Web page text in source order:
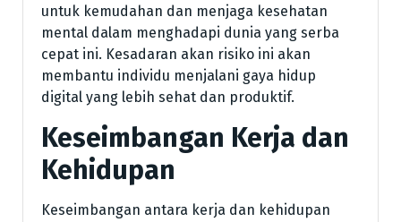
untuk kemudahan dan menjaga kesehatan
mental dalam menghadapi dunia yang serba
cepat ini. Kesadaran akan risiko ini akan
membantu individu menjalani gaya hidup
digital yang lebih sehat dan produktif.
Keseimbangan Kerja dan
Kehidupan
Keseimbangan antara kerja dan kehidupan